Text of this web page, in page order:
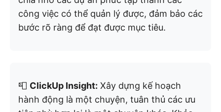
công việc có thể quản lý được, đảm bảo các
bước rõ ràng để đạt được mục tiêu.
📮 ClickUp Insight: Xây dựng kế hoạch
hành động là một chuyện, tuân thủ các ưu